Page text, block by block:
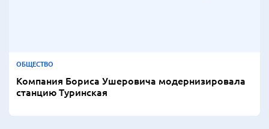
ОБЩЕСТВО
Компания Бориса Ушеровича модернизировала
станцию Туринская